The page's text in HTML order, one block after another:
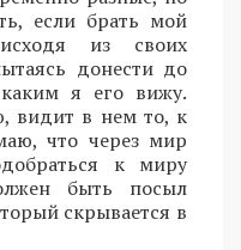
если брать мой
из своих
донести до
я его вижу.
видит в нем то, к
что через мир
к миру
быть посыл
скрывается в